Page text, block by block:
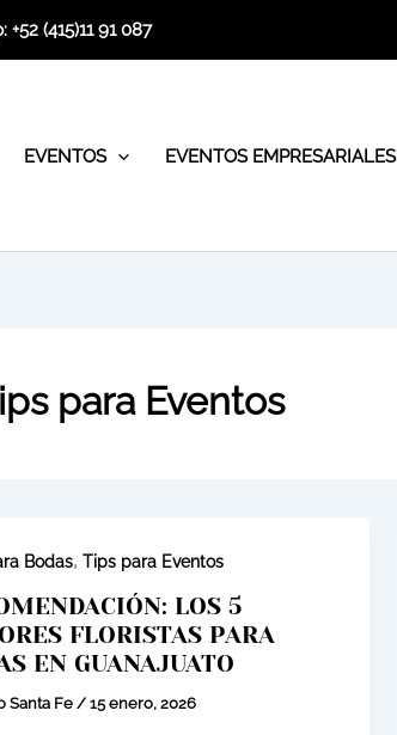
+52 (415)11 91 087
EVENTOS EVENTOS EMPRESARIALES
para Eventos
Bodas, Tips para Eventos
LOS 5
FLORISTAS PARA
EN GUANAJUATO
Santa Fe / 15 enero, 2026